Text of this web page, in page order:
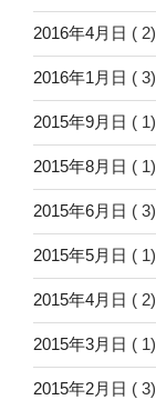
2016年4月日 ( 2)
2016年1月日 ( 3)
2015年9月日 ( 1)
2015年8月日 ( 1)
2015年6月日 ( 3)
2015年5月日 ( 1)
2015年4月日 ( 2)
2015年3月日 ( 1)
2015年2月日 ( 3)